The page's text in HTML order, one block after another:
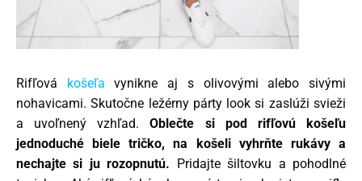
Rifľová košeľa vynikne aj s olivovými alebo sivými
nohavicami. Skutočne ležérny párty look si zaslúži svieži
a uvoľnený vzhľad.Oblečte si pod rifľovú košeľu
jednoduché biele tričko, na košeli vyhrňte rukávy a
nechajte si ju rozopnutú. Pridajte šiltovku a pohodlné